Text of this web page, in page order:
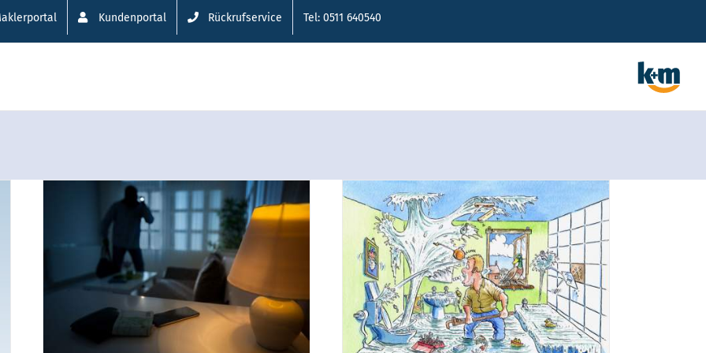
Kundenportal Rückrufservice Tel: 0511 640540
Ist das noch
Wohngebäude oder
schon Hausrat? Warum
nicht einfach beides!